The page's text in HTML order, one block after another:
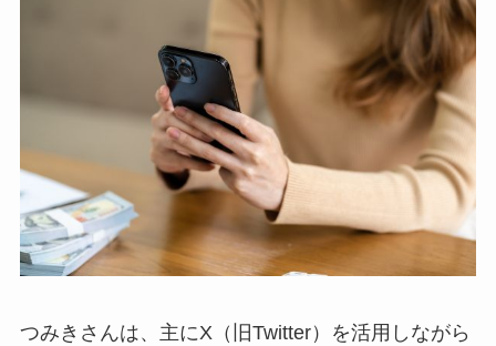
つみきさんは、主にX（旧Twitter）を活用しながら